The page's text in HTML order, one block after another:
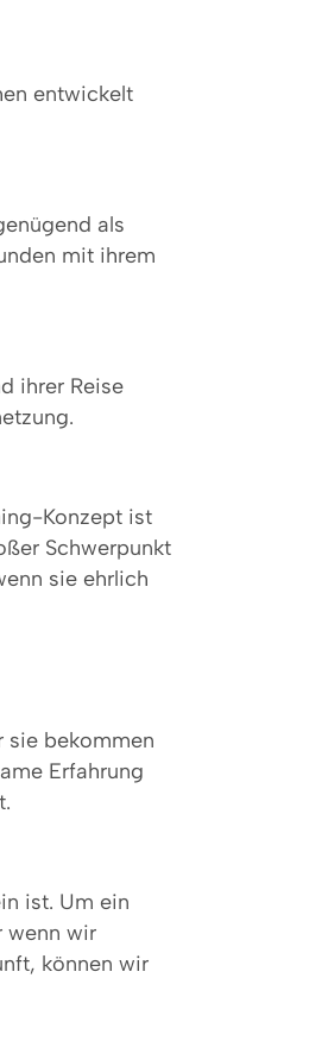
entwickelt
als
mit ihrem
ihrer Reise
Konzept ist
Schwerpunkt
sie ehrlich
sie bekommen
Erfahrung
ist. Um ein
wenn wir
können wir